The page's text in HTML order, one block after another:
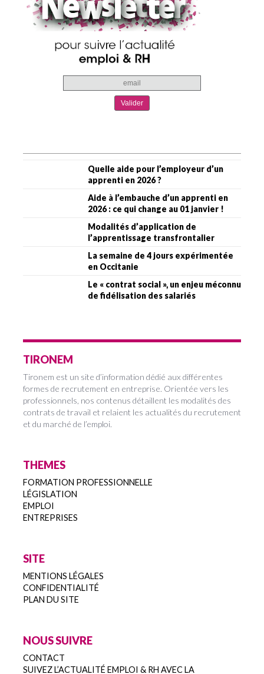
Quelle aide pour l’employeur d’un
apprenti en 2026 ?
Aide à l’embauche d’un apprenti en
2026 : ce qui change au 01 janvier !
Modalités d’application de
l’apprentissage transfrontalier
La semaine de 4 jours expérimentée
en Occitanie
Le « contrat social », un enjeu méconnu
de fidélisation des salariés
TIRONEM
Tironem est un site d’information dédié aux différentes
formes de recrutement en entreprise. Orientée vers les
professionnels, nos contenus détaillent les modalités des
contrats de travail et relaient les actualités du recrutement
et du marché de l’emploi.
THEMES
FORMATION PROFESSIONNELLE
LÉGISLATION
EMPLOI
ENTREPRISES
SITE
MENTIONS LÉGALES
CONFIDENTIALITÉ
PLAN DU SITE
NOUS SUIVRE
CONTACT
SUIVEZ L’ACTUALITÉ EMPLOI & RH AVEC LA